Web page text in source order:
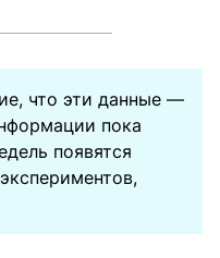
что эти данные —
пока
появятся